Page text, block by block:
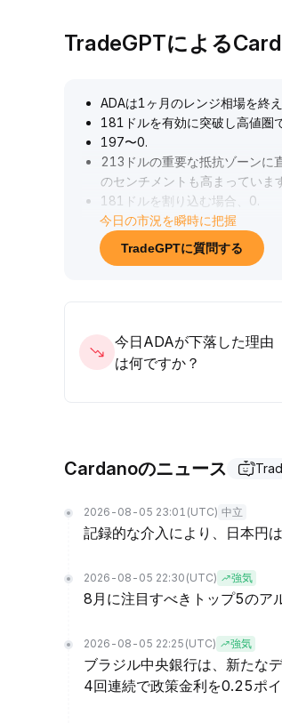
TradeGPTによる
ADAは1ヶ月のレンジ相場を終
181ドルを有効に突破し高値圏
197〜0.
213ドルの重要な抵抗ゾーンに
のセンチメントも高まっていま
181ドルを割り込む場合、0
174ドルやさらに低い0.
138ドルまでのリスクに警戒が
価値を強化していますが、個人
今日の市況を瞬時に把握
TradeGPTに質問する
今日ADAが下落した理由
は何ですか？
Cardanoのニュース
2026-08-05 23:01 (UTC) 中立
記録的な介入により、日本円
2026-08-05 22:30 (UTC) 強気
8月に注目すべきトップ5のア
2026-08-05 22:25 (UTC) 強気
ブラジル中央銀行は、新たな
4回連続で政策金利を0.25ポイ